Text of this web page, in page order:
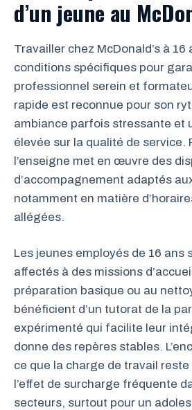
d’un jeune au
Travailler chez McDonald’s à
conditions spécifiques pour
professionnel serein et
rapide est reconnue pour son
ambiance parfois stressante et
élevée sur la qualité de service.
l’enseigne met en œuvre des
d’accompagnement adaptés
notamment en matière
allégées.
Les jeunes employés de 16 ans
affectés à des missions
préparation basique ou au
bénéficient d’un tutorat de la
expérimenté qui facilite leur
donne des repères stables.
ce que la charge de travail
l’effet de surcharge fréquente
secteurs, surtout pour un